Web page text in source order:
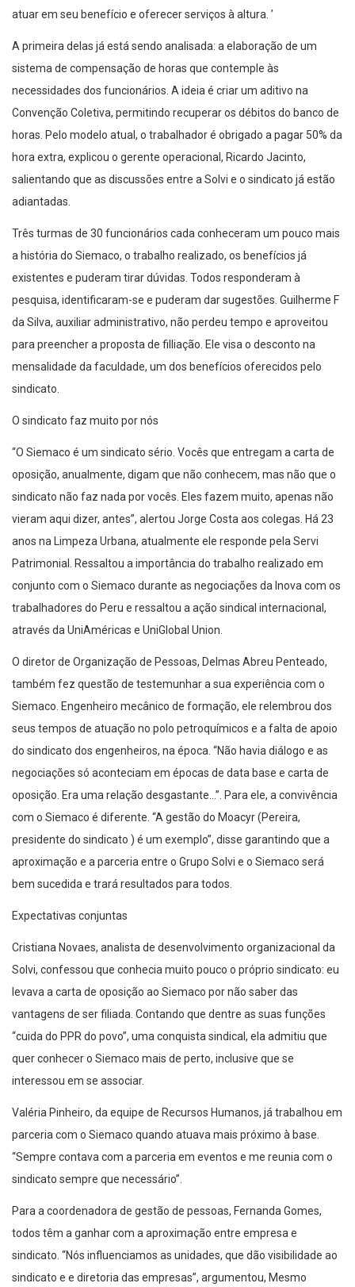
atuar em seu benefício e oferecer serviços à altura. ’
A primeira delas já está sendo analisada: a elaboração de um
sistema de compensação de horas que contemple às
necessidades dos funcionários. A ideia é criar um aditivo na
Convenção Coletiva, permitindo recuperar os débitos do banco de
horas. Pelo modelo atual, o trabalhador é obrigado a pagar 50% da
hora extra, explicou o gerente operacional, Ricardo Jacinto,
salientando que as discussões entre a Solvi e o sindicato já estão
adiantadas.
Três turmas de 30 funcionários cada conheceram um pouco mais
a história do Siemaco, o trabalho realizado, os benefícios já
existentes e puderam tirar dúvidas. Todos responderam à
pesquisa, identificaram-se e puderam dar sugestões. Guilherme F
da Silva, auxiliar administrativo, não perdeu tempo e aproveitou
para preencher a proposta de filliação. Ele visa o desconto na
mensalidade da faculdade, um dos benefícios oferecidos pelo
sindicato.
O sindicato faz muito por nós
“O Siemaco é um sindicato sério. Vocês que entregam a carta de
oposição, anualmente, digam que não conhecem, mas não que o
sindicato não faz nada por vocês. Eles fazem muito, apenas não
vieram aqui dizer, antes”, alertou Jorge Costa aos colegas. Há 23
anos na Limpeza Urbana, atualmente ele responde pela Servi
Patrimonial. Ressaltou a importância do trabalho realizado em
conjunto com o Siemaco durante as negociações da Inova com os
trabalhadores do Peru e ressaltou a ação sindical internacional,
através da UniAméricas e UniGlobal Union.
O diretor de Organização de Pessoas, Delmas Abreu Penteado,
também fez questão de testemunhar a sua experiência com o
Siemaco. Engenheiro mecânico de formação, ele relembrou dos
seus tempos de atuação no polo petroquímicos e a falta de apoio
do sindicato dos engenheiros, na época. “Não havia diálogo e as
negociações só aconteciam em épocas de data base e carta de
oposição. Era uma relação desgastante…”. Para ele, a convivência
com o Siemaco é diferente. “A gestão do Moacyr (Pereira,
presidente do sindicato ) é um exemplo”, disse garantindo que a
aproximação e a parceria entre o Grupo Solvi e o Siemaco será
bem sucedida e trará resultados para todos.
Expectativas conjuntas
Cristiana Novaes, analista de desenvolvimento organizacional da
Solvi, confessou que conhecia muito pouco o próprio sindicato: eu
levava a carta de oposição ao Siemaco por não saber das
vantagens de ser filiada. Contando que dentre as suas funções
“cuida do PPR do povo”, uma conquista sindical, ela admitiu que
quer conhecer o Siemaco mais de perto, inclusive que se
interessou em se associar.
Valéria Pinheiro, da equipe de Recursos Humanos, já trabalhou em
parceria com o Siemaco quando atuava mais próximo à base.
“Sempre contava com a parceria em eventos e me reunia com o
sindicato sempre que necessário”.
Para a coordenadora de gestão de pessoas, Fernanda Gomes,
todos têm a ganhar com a aproximação entre empresa e
sindicato. “Nós influenciamos as unidades, que dão visibilidade ao
sindicato e e diretoria das empresas”, argumentou, Mesmo